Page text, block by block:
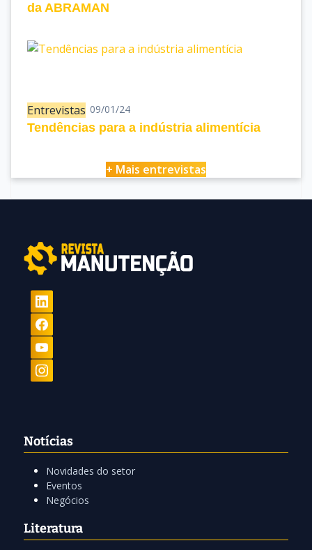
da ABRAMAN
Entrevistas 09/01/24
Tendências para a indústria alimentícia
+ Mais entrevistas
Notícias
Novidades do setor
Eventos
Negócios
Literatura